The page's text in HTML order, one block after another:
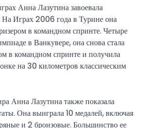
Анна Лазутина завоевала
На Играх 2006 года в Турине она
в командном спринте. Четыре
в Ванкувере, она снова стала
в командном спринте и получила
на 30 километров классическим
Анна Лазутина также показала
Она выиграла 10 медалей, включая
и 2 бронзовые. Большинство ее